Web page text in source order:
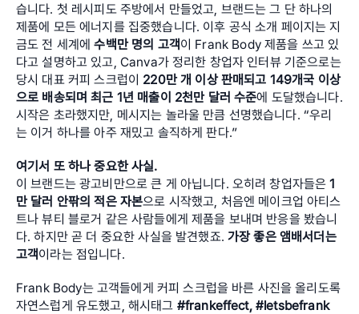
습니다. 첫 레시피도 주방에서 만들었고, 브랜드는 그 단 하나의
제품에 모든 에너지를 집중했습니다. 이후 공식 소개 페이지는 지
금도 전 세계에 수백만 명의 고객이 Frank Body 제품을 쓰고 있
다고 설명하고 있고, Canva가 정리한 창업자 인터뷰 기준으로는
당시 대표 커피 스크럽이 220만 개 이상 판매되고 149개국 이상
으로 배송되며 최근 1년 매출이 2천만 달러 수준에 도달했습니다.
시작은 초라했지만, 메시지는 놀라울 만큼 선명했습니다. “우리
는 이거 하나를 아주 재밌고 솔직하게 판다.”
여기서 또 하나 중요한 사실.
이 브랜드는 광고비만으로 큰 게 아닙니다. 오히려 창업자들은 1
만 달러 안팎의 적은 자본으로 시작했고, 처음엔 메이크업 아티스
트나 뷰티 블로거 같은 사람들에게 제품을 보내며 반응을 봤습니
다. 하지만 곧 더 중요한 사실을 발견했죠. 가장 좋은 앰배서더는
고객이라는 점입니다.
Frank Body는 고객들에게 커피 스크럽을 바른 사진을 올리도록
자연스럽게 유도했고, 해시태그 #frankeffect, #letsbefrank